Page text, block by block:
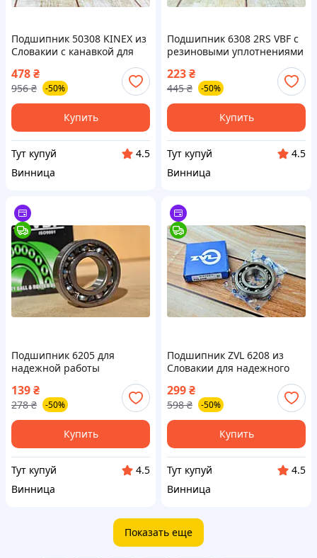
Подшипник 50308 KINEX из
Словакии с канавкой для
стопорного кольца высокой
надежности и качества
478₴
956 ₴ -50%
Купить
Тут купуй
4.5
Винница
Подшипник 6308 2RS VBF с
резиновыми уплотнениями
долговечности работы
223₴
445 ₴ -50%
Купить
Тут купуй
4.5
Винница
Подшипник 6205 для
надежной работы
высокой
производительности
139₴
278 ₴ -50%
Купить
Тут купуй
4.5
Винница
Подшипник ZVL 6208 из
Словакии для надежного
механизма и долговечной
работы
299₴
598 ₴ -50%
Купить
Тут купуй
4.5
Винница
Показать еще